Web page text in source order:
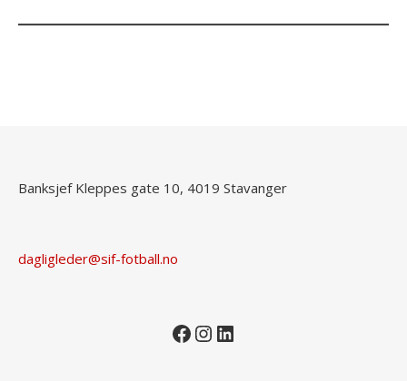
Banksjef Kleppes gate 10, 4019 Stavanger
dagligleder@sif-fotball.no
Facebook
Instagram
LinkedIn